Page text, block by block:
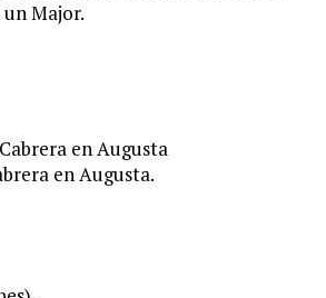
Major.
en Augusta.